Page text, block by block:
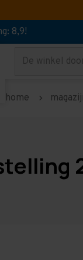
8,9!
Zoeken
home